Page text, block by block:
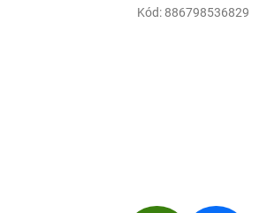
Kód: 886798536829